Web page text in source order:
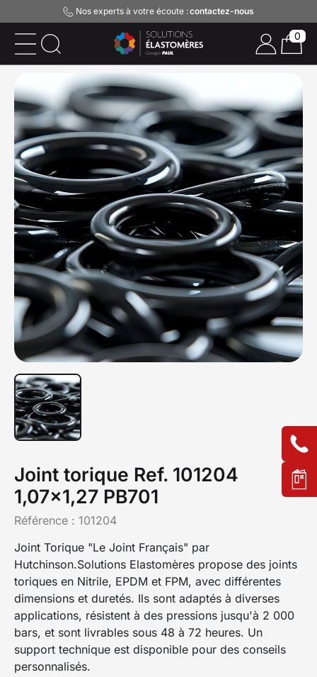
Nos experts à votre écoute :contactez-nous
Joint torique Ref. 101204
1,07x1,27 PB701
Référence : 101204
Joint Torique "Le Joint Français" par
Hutchinson.Solutions Elastomères propose des joints
toriques en Nitrile, EPDM et FPM, avec différentes
dimensions et duretés. Ils sont adaptés à diverses
applications, résistent à des pressions jusqu'à 2 000
bars, et sont livrables sous 48 à 72 heures. Un
support technique est disponible pour des conseils
personnalisés.
0